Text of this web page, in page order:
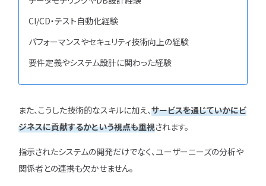
CI/CD・テスト自動化経験
パフォーマンスやセキュリティ技術向上の経験
要件定義やシステム設計に関わった経験
また、こうした技術的なスキルに加え、サービスを通じていかにビ
ジネスに貢献するかという視点も重視されます。
指示されたシステムの開発だけでなく、ユーザーニーズの分析や
関係者との連携も欠かせません。